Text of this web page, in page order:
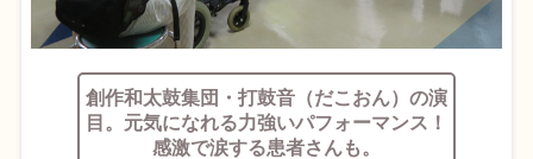
創作和太鼓集団・打鼓音（だこおん）の演
目。元気になれる力強いパフォーマンス！
感激で涙する患者さんも。